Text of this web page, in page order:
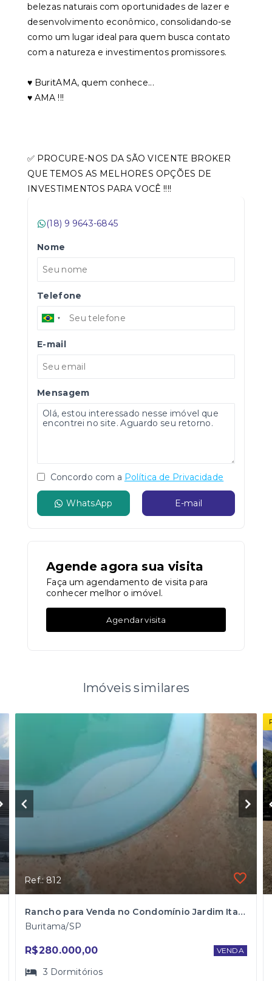
belezas naturais com oportunidades de lazer e
desenvolvimento econômico, consolidando-se
como um lugar ideal para quem busca contato
com a natureza e investimentos promissores.
♥️ BuritAMA, quem conhece...
♥️ AMA !!!
✅ PROCURE-NOS DA SÃO VICENTE BROKER
QUE TEMOS AS MELHORES OPÇÕES DE
INVESTIMENTOS PARA VOCÊ !!!!
(18) 9 9643-6845
Nome
Telefone
E-mail
Mensagem
Concordo com a Política de Privacidade
WhatsApp E-mail
Agende agora sua visita
Faça um agendamento de visita para
conhecer melhor o imóvel.
Agendar visita
Imóveis similares
Ref.: 812
Rancho para Venda no Condomínio Jardim Itaparica em Buritama
Buritama/SP
R$280.000,00 VENDA
3 Dormitórios